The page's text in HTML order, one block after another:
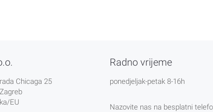
Chicaga 25
EU
Radno vrijeme
ponedjeljak-petak 8-16h
Nazovite nas na besplatni